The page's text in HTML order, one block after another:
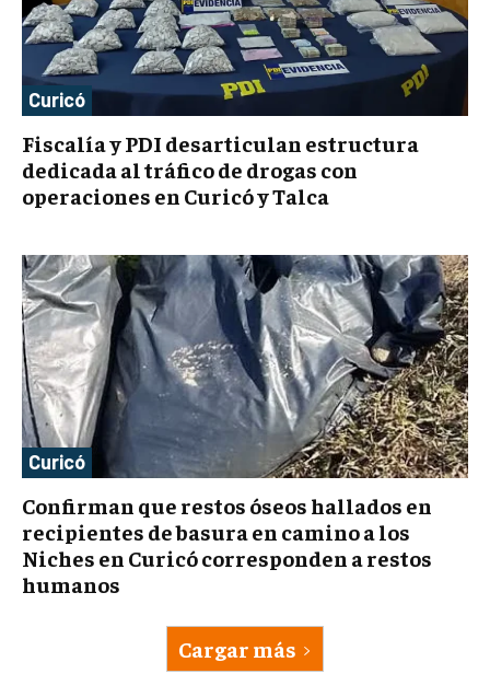
Curicó
Fiscalía y PDI desarticulan estructura
dedicada al tráfico de drogas con
operaciones en Curicó y Talca
Curicó
Confirman que restos óseos hallados en
recipientes de basura en camino a los
Niches en Curicó corresponden a restos
humanos
Cargar más